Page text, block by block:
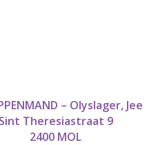
– Olyslager, Jee
Sint Theresiastraat 9
2400 MOL